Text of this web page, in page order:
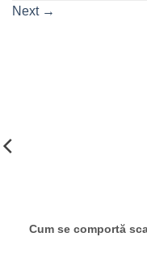
Next →
Cum se comportă